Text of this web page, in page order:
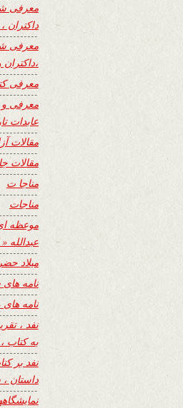
معرفی
داکتران
معرفی
معرفی
معرفی و
عابدات
مقالات
مقالات
مناجا ت
مناجات
موعظه
عبدالله
میلاد
نامه
نامه های
نفد ،
به کتاب
نفد بر
داستان